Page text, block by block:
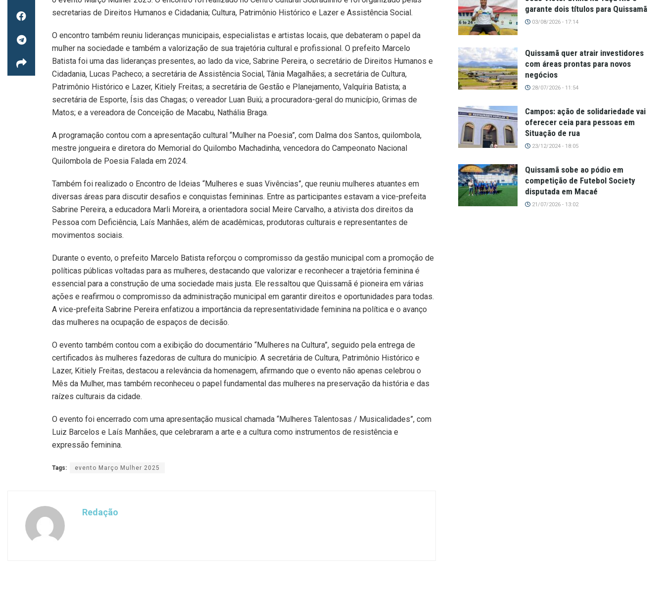
secretarias de Direitos Humanos e Cidadania; Cultura, Patrimônio Histórico e Lazer e Assistência Social.
O encontro também reuniu lideranças municipais, especialistas e artistas locais, que debateram o papel da
mulher na sociedade e também a valorização de sua trajetória cultural e profissional. O prefeito Marcelo
Batista foi uma das lideranças presentes, ao lado da vice, Sabrine Pereira, o secretário de Direitos Humanos e
Cidadania, Lucas Pacheco; a secretária de Assistência Social, Tânia Magalhães; a secretária de Cultura,
Patrimônio Histórico e Lazer, Kitiely Freitas; a secretária de Gestão e Planejamento, Valquíria Batista; a
secretária de Esporte, Ísis das Chagas; o vereador Luan Buiú; a procuradora-geral do município, Grimas de
Matos; e a vereadora de Conceição de Macabu, Nathália Braga.
A programação contou com a apresentação cultural “Mulher na Poesia”, com Dalma dos Santos, quilombola,
mestre jongueira e diretora do Memorial do Quilombo Machadinha, vencedora do Campeonato Nacional
Quilombola de Poesia Falada em 2024.
Também foi realizado o Encontro de Ideias “Mulheres e suas Vivências”, que reuniu mulheres atuantes em
diversas áreas para discutir desafios e conquistas femininas. Entre as participantes estavam a vice-prefeita
Sabrine Pereira, a educadora Marli Moreira, a orientadora social Meire Carvalho, a ativista dos direitos da
Pessoa com Deficiência, Laís Manhães, além de acadêmicas, produtoras culturais e representantes de
movimentos sociais.
Durante o evento, o prefeito Marcelo Batista reforçou o compromisso da gestão municipal com a promoção de
políticas públicas voltadas para as mulheres, destacando que valorizar e reconhecer a trajetória feminina é
essencial para a construção de uma sociedade mais justa. Ele ressaltou que Quissamã é pioneira em várias
ações e reafirmou o compromisso da administração municipal em garantir direitos e oportunidades para todas.
A vice-prefeita Sabrine Pereira enfatizou a importância da representatividade feminina na política e o avanço
das mulheres na ocupação de espaços de decisão.
O evento também contou com a exibição do documentário “Mulheres na Cultura”, seguido pela entrega de
certificados às mulheres fazedoras de cultura do município. A secretária de Cultura, Patrimônio Histórico e
Lazer, Kitiely Freitas, destacou a relevância da homenagem, afirmando que o evento não apenas celebrou o
Mês da Mulher, mas também reconheceu o papel fundamental das mulheres na preservação da história e das
raízes culturais da cidade.
O evento foi encerrado com uma apresentação musical chamada “Mulheres Talentosas / Musicalidades”, com
Luiz Barcelos e Laís Manhães, que celebraram a arte e a cultura como instrumentos de resistência e
expressão feminina.
Tags: evento Março Mulher 2025
Redação
garante dois títulos para Quissamã
03/08/2026 - 17:14
Quissamã quer atrair investidores
com áreas prontas para novos
negócios
28/07/2026 - 11:54
Campos: ação de solidariedade vai
oferecer ceia para pessoas em
Situação de rua
23/12/2024 - 18:05
Quissamã sobe ao pódio em
competição de Futebol Society
disputada em Macaé
21/07/2026 - 13:02